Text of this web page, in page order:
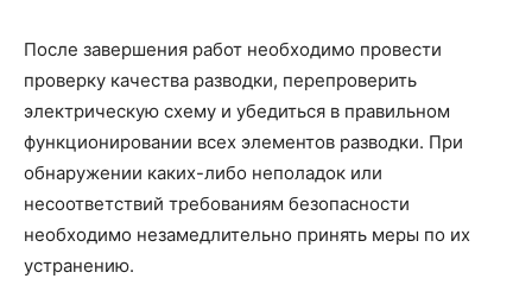
После завершения работ необходимо провести
проверку качества разводки, перепроверить
электрическую схему и убедиться в правильном
функционировании всех элементов разводки. При
обнаружении каких-либо неполадок или
несоответствий требованиям безопасности
необходимо незамедлительно принять меры по их
устранению.